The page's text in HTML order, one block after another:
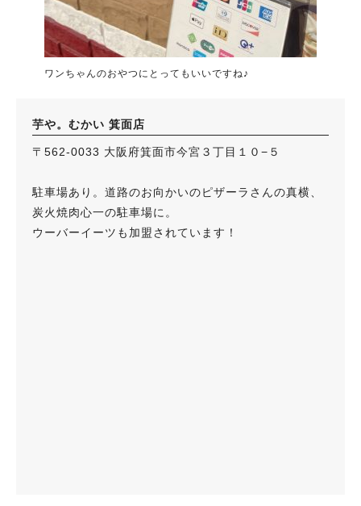
ワンちゃんのおやつにとってもいいですね♪
芋や。むかい 箕面店
〒562-0033 大阪府箕面市今宮３丁目１０−５
駐車場あり。道路のお向かいのピザーラさんの真横、
炭火焼肉心一の駐車場に。
ウーバーイーツも加盟されています！